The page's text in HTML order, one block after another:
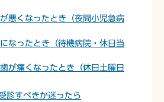
悪くなったとき（夜間小児急病
なったとき（待機病院・休日当
が痛くなったとき（休日土曜日
診すべきか迷ったら